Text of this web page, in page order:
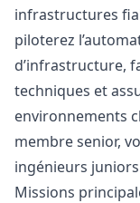
infrastructures
piloterez
d’infrastructure,
techniques et
environnements
membre senior,
ingénieurs
Missions